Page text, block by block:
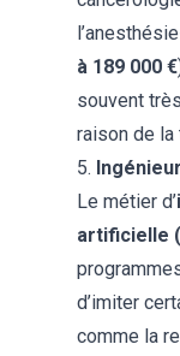
à 189 000 €
souvent
raison de la
5.
Le métier d’
artificielle
d’imiter
comme la